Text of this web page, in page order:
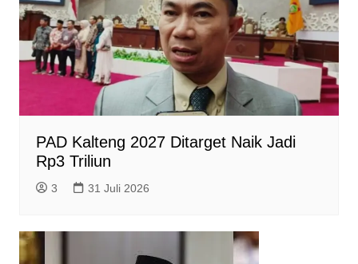
l
y
PAD Kalteng 2027 Ditarget Naik Jadi
Rp3 Triliun
3 31 Juli 2026